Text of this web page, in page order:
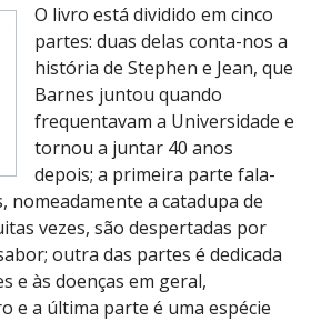
O livro está dividido em cinco
partes: duas delas conta-nos a
história de Stephen e Jean, que
Barnes juntou quando
frequentavam a Universidade e
tornou a juntar 40 anos
depois; a primeira parte fala-
nomeadamente a catadupa de
vezes, são despertadas por
outra das partes é dedicada
e às doenças em geral,
e a última parte é uma espécie